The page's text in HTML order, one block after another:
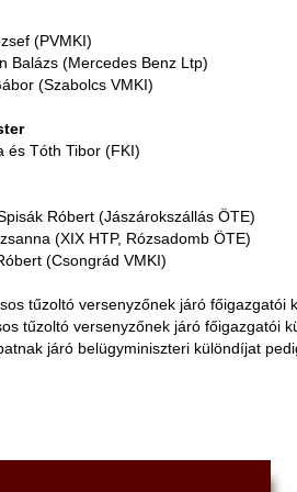
(PVMKI)
Balázs (Mercedes Benz Ltp)
(Szabolcs VMKI)
és Tóth Tibor (FKI)
Róbert (Jászárokszállás ÖTE)
(XIX HTP, Rózsadomb ÖTE)
(Csongrád VMKI)
tűzoltó versenyzőnek járó
tűzoltó versenyzőnek járó főigazgatói
járó belügyminiszteri különdíjat